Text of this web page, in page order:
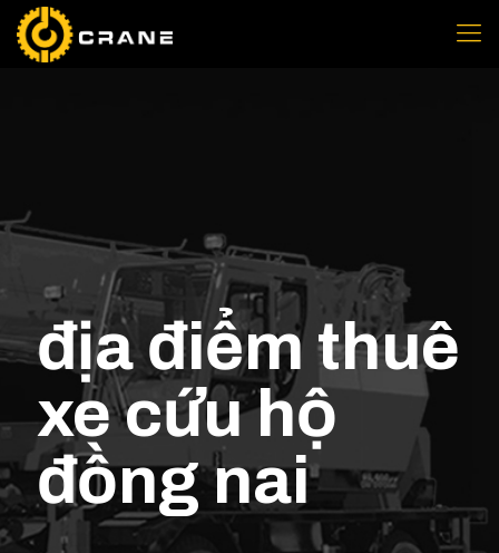
địa điểm thuê
xe cứu hộ
đồng nai